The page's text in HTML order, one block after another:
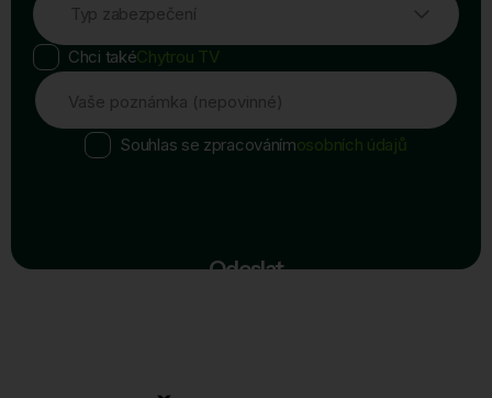
Typ zabezpečení
Chci takéChytrou TV
Vaše poznámka (nepovinné)
Souhlas se zpracovánímosobních údajů
Odeslat